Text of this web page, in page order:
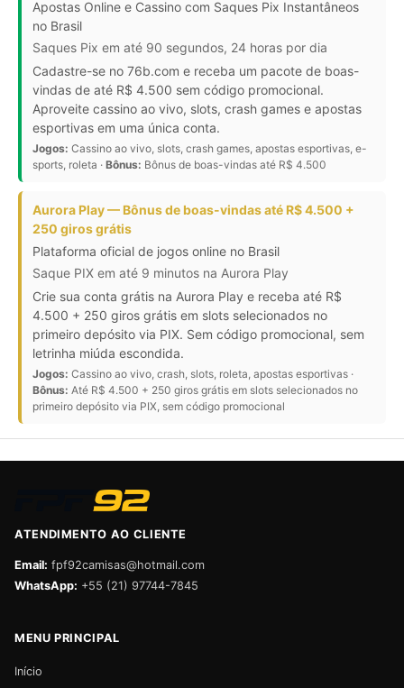
Apostas Online e Cassino com Saques Pix Instantâneos
no Brasil
Saques Pix em até 90 segundos, 24 horas por dia
Cadastre-se no 76b.com e receba um pacote de boas-
vindas de até R$ 4.500 sem código promocional.
Aproveite cassino ao vivo, slots, crash games e apostas
esportivas em uma única conta.
Jogos: Cassino ao vivo, slots, crash games, apostas esportivas, e-
sports, roleta · Bônus: Bônus de boas-vindas até R$ 4.500
Aurora Play — Bônus de boas-vindas até R$ 4.500 +
250 giros grátis
Plataforma oficial de jogos online no Brasil
Saque PIX em até 9 minutos na Aurora Play
Crie sua conta grátis na Aurora Play e receba até R$
4.500 + 250 giros grátis em slots selecionados no
primeiro depósito via PIX. Sem código promocional, sem
letrinha miúda escondida.
Jogos: Cassino ao vivo, crash, slots, roleta, apostas esportivas ·
Bônus: Até R$ 4.500 + 250 giros grátis em slots selecionados no
primeiro depósito via PIX, sem código promocional
ATENDIMENTO AO CLIENTE
Email: fpf92camisas@hotmail.com
WhatsApp: +55 (21) 97744-7845
MENU PRINCIPAL
Início